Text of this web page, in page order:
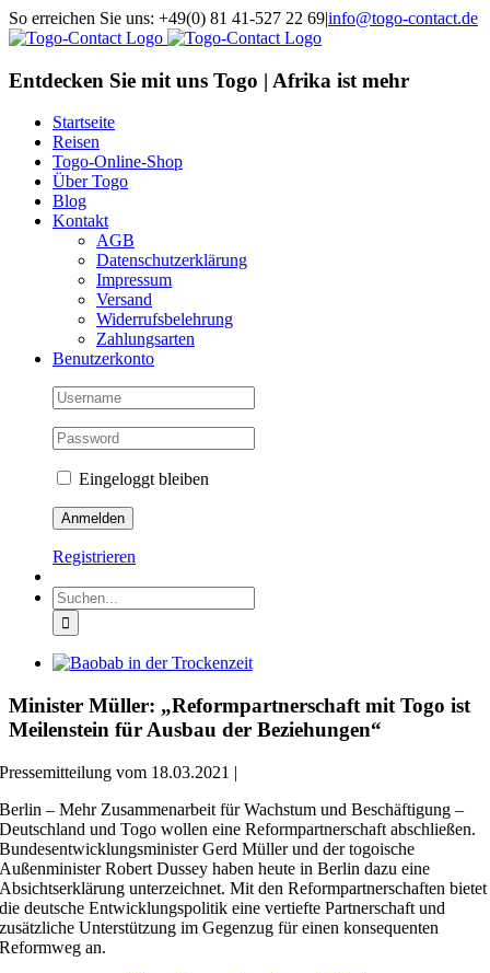
Skip
to
So erreichen Sie uns: +49(0) 81 41-527 22 69|info@togo-contact.de
Facebook
Instagram
Pinterest
X
Rss
E-
Entdecken Sie mit uns Togo | Afrika ist mehr
Startseite
Reisen
Togo-Online-Shop
Über Togo
Blog
Kontakt
AGB
Datenschutzerklärung
Impressum
Versand
Widerrufsbelehrung
Zahlungsarten
Benutzerkonto
Eingeloggt bleiben
Registrieren
Suche
nach:
Zeige
Bild
Minister Müller: „Reformpartnerschaft mit Togo ist
Meilenstein für Ausbau der Beziehungen“
Pressemitteilung vom 18.03.2021 |
Berlin – Mehr Zusammenarbeit für Wachstum und Beschäftigung –
Deutschland und Togo wollen eine Reformpartnerschaft abschließen.
Bundesentwicklungsminister Gerd Müller und der togoische
Außenminister Robert Dussey haben heute in Berlin dazu eine
Absichtserklärung unterzeichnet. Mit den Reformpartnerschaften bietet
die deutsche Entwicklungspolitik eine vertiefte Partnerschaft und
zusätzliche Unterstützung im Gegenzug für einen konsequenten
Reformweg an.